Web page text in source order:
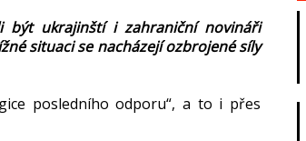
být ukrajinští i zahraniční novináři
situaci se nacházejí ozbrojené síly
posledního odporu“, a to i přes